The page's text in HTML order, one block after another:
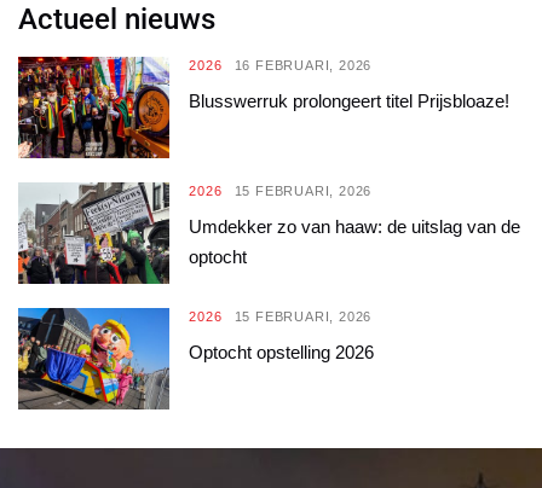
Actueel nieuws
2026 16 FEBRUARI, 2026
Blusswerruk prolongeert titel Prijsbloaze!
2026 15 FEBRUARI, 2026
Umdekker zo van haaw: de uitslag van de
optocht
2026 15 FEBRUARI, 2026
Optocht opstelling 2026